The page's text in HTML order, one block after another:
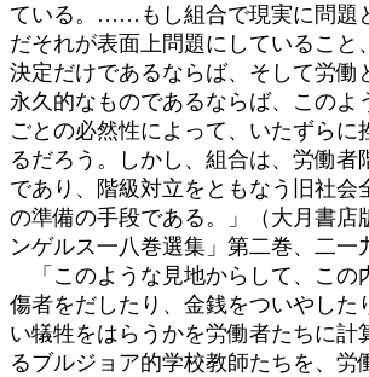
ている。……もし組合で現実に問題
だそれが表面上問題にしていること
決定だけであるならば、そして労働
永久的なものであるならば、このよ
ごとの必然性によって、いたずらに
るだろう。しかし、組合は、労働者
であり、階級対立をともなう旧社会
の準備の手段である。」（大月書店
ンゲルス一八巻選集」第二巻、二一
「このような見地からして、この
傷者をだしたり、金銭をついやした
い犠牲をはらうかを労働者たちに計
るブルジョア的学校教師たちを、労